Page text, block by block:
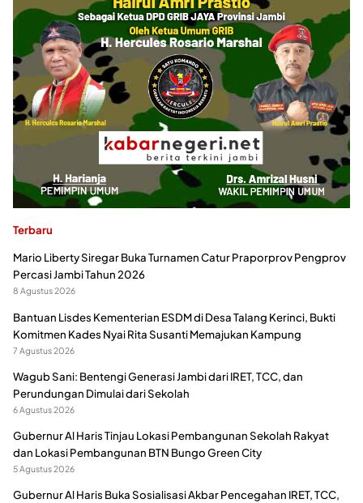
Terbaru
Mario Liberty Siregar Buka Turnamen Catur Praporprov Pengprov
Percasi Jambi Tahun 2026
8 Agustus 2026
Bantuan Lisdes Kementerian ESDM di Desa Talang Kerinci, Bukti
Komitmen Kades Nyai Rita Susanti Memajukan Kampung
7 Agustus 2026
Wagub Sani: Bentengi Generasi Jambi dari IRET, TCC, dan
Perundungan Dimulai dari Sekolah
6 Agustus 2026
Gubernur Al Haris Tinjau Lokasi Pembangunan Sekolah Rakyat
dan Lokasi Pembangunan BTN Bungo Green City
5 Agustus 2026
Gubernur Al Haris Buka Sosialisasi Akbar Pencegahan IRET, TCC,